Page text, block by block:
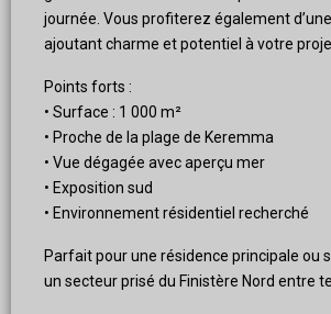
journée. Vous profiterez également
ajoutant charme et potentiel à votre
Points forts :
• Surface : 1 000 m²
• Proche de la plage de Keremma
• Vue dégagée avec aperçu mer
• Exposition sud
• Environnement résidentiel recherché
Parfait pour une résidence principale ou
un secteur prisé du Finistère Nord entre